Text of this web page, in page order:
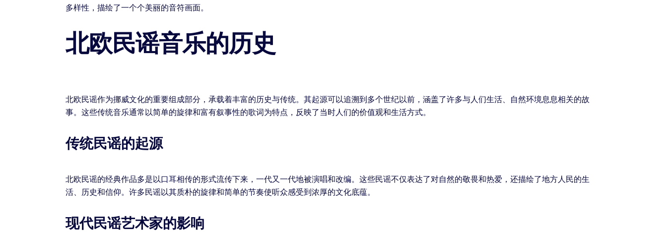
多样性，描绘了一个个美丽的音符画面。
北欧民谣音乐的历史
北欧民谣作为挪威文化的重要组成部分，承载着丰富的历史与传统。其起源可以追溯到多个世纪以前，涵盖了许多与人们生活、自然环境息息相关的故
事。这些传统音乐通常以简单的旋律和富有叙事性的歌词为特点，反映了当时人们的价值观和生活方式。
传统民谣的起源
北欧民谣的经典作品多是以口耳相传的形式流传下来，一代又一代地被演唱和改编。这些民谣不仅表达了对自然的敬畏和热爱，还描绘了地方人民的生
活、历史和信仰。许多民谣以其质朴的旋律和简单的节奏使听众感受到浓厚的文化底蕴。
现代民谣艺术家的影响